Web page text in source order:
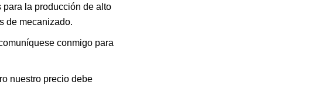
la producción de alto
de mecanizado.
conmigo para
nuestro precio debe